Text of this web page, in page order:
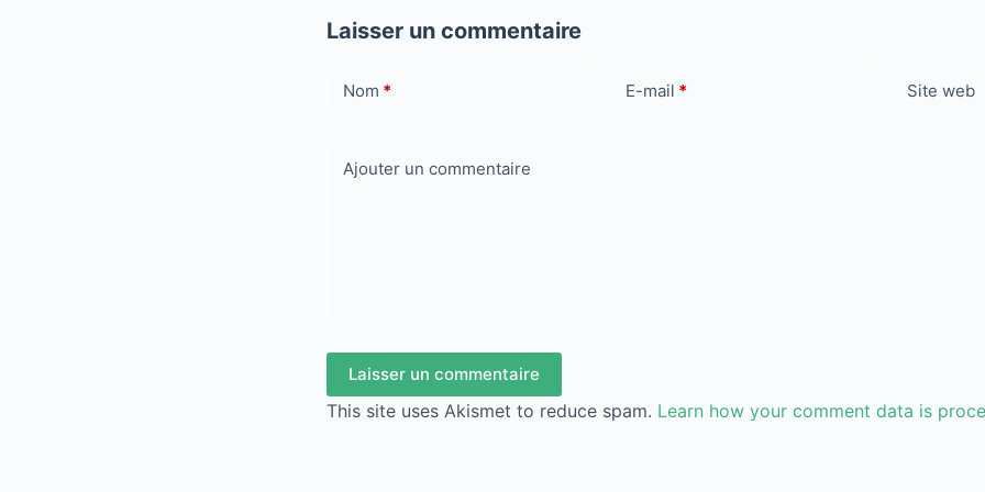
Laisser un commentaire
Nom * E-mail * Site web
Ajouter un commentaire
Laisser un commentaire
This site uses Akismet to reduce spam. Learn how your comment data is